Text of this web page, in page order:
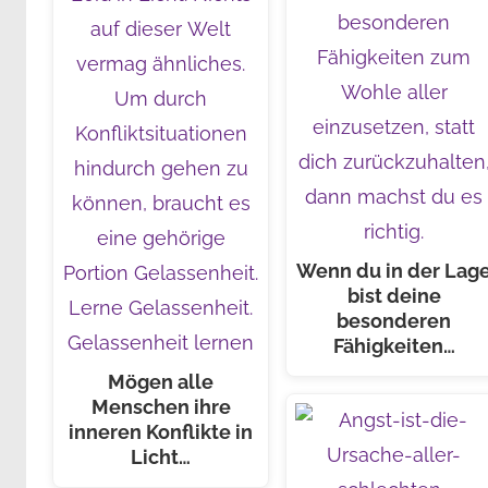
Mögen alle
Menschen ihre
inneren Konflikte in
Licht…
Wenn du in der
bist deine
besonderen
Fähigkeiten…